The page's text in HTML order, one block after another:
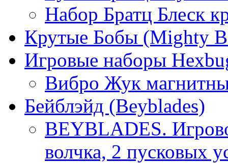
Набор Братц Блеск
Крутые Бобы (Mighty
Игровые наборы
Вибро Жук
Бейблэйд (Beyblades)
BEYBLADES.
волчка, 2 пусковых